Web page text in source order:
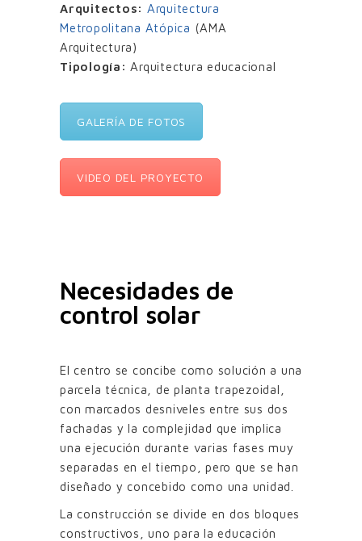
Arquitectos: Arquitectura
Metropolitana Atópica (AMA
Arquitectura)
Tipología: Arquitectura educacional
GALERÍA DE FOTOS
VIDEO DEL PROYECTO
Necesidades de
control solar
El centro se concibe como solución a una
parcela técnica, de planta trapezoidal,
con marcados desniveles entre sus dos
fachadas y la complejidad que implica
una ejecución durante varias fases muy
separadas en el tiempo, pero que se han
diseñado y concebido como una unidad.
La construcción se divide en dos bloques
constructivos, uno para la educación